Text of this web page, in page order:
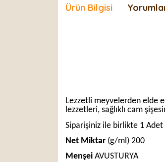
Ürün Bilgisi
Lezzetli meyvelerden elde
lezzetleri, sağlıklı cam
Siparişiniz ile birlikte 1
Net Miktar (g/ml) 200
Menşei AVUSTURYA